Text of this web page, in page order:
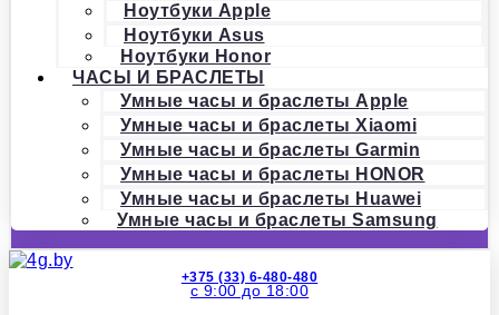
Ноутбуки Apple
Ноутбуки Asus
Ноутбуки Honor
ЧАСЫ И БРАСЛЕТЫ
Умные часы и браслеты Apple
Умные часы и браслеты Xiaomi
Умные часы и браслеты Garmin
Умные часы и браслеты HONOR
Умные часы и браслеты Huawei
Умные часы и браслеты Samsung
+375 (33) 6-480-480
с 9:00 до 18:00